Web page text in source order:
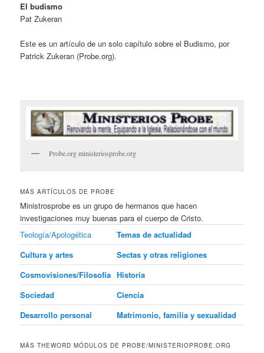
El budismo
Pat Zukeran
Este es un artículo de un solo capítulo sobre el Budismo, por
Patrick Zukeran (Probe.org).
Probe.org ministeriosprobe.org
MÁS ARTÍCULOS DE PROBE
Ministrosprobe es un grupo de hermanos que hacen
investigaciones muy buenas para el cuerpo de Cristo.
Teología/Apologética
Temas de actualidad
Cultura y artes
Sectas y otras religiones
Cosmovisiones/Filosofía Historia
Sociedad
Ciencia
Desarrollo personal
Matrimonio, familia y sexualidad
MÁS THEWORD MÓDULOS DE PROBE/MINISTERIOPROBE.ORG